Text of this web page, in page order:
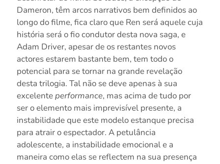
Dameron, têm arcos narrativos bem definidos ao
longo do filme, fica claro que Ren será aquele cuja
história será o fio condutor desta nova saga, e
Adam Driver, apesar de os restantes novos
actores estarem bastante bem, tem todo o
potencial para se tornar na grande revelação
desta trilogia. Tal não se deve apenas à sua
excelenteperformance, mas acima de tudo por
ser o elemento mais imprevisível presente, a
instabilidade que este modelo estanque precisa
para atrair o espectador. A petulância
adolescente, a instabilidade emocional e a
maneira como elas se reflectem na sua presença